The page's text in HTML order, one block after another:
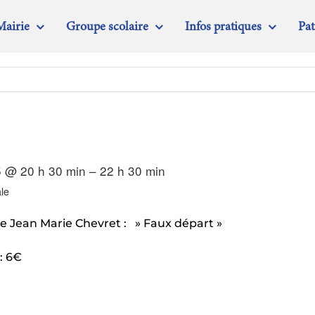
Groupe scolaire Infos pratiques
20 h 30 min – 22 h 30 min
Jean Marie Chevret : » Faux départ »
6€